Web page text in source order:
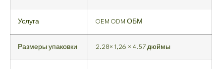
Услуга OEM ODM ОБМ
Размеры упаковки 2.28× 1,26 × 4.57 дюймы